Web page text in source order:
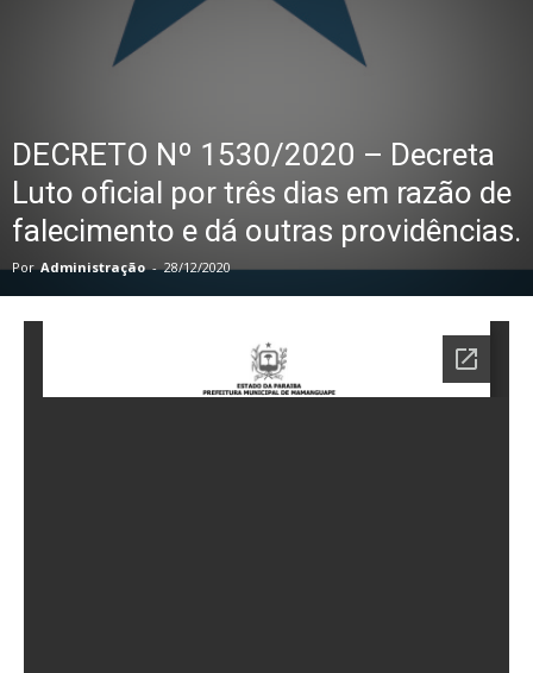
DECRETO Nº 1530/2020 – Decreta
Luto oficial por três dias em razão de
falecimento e dá outras providências.
Por Administração - 28/12/2020